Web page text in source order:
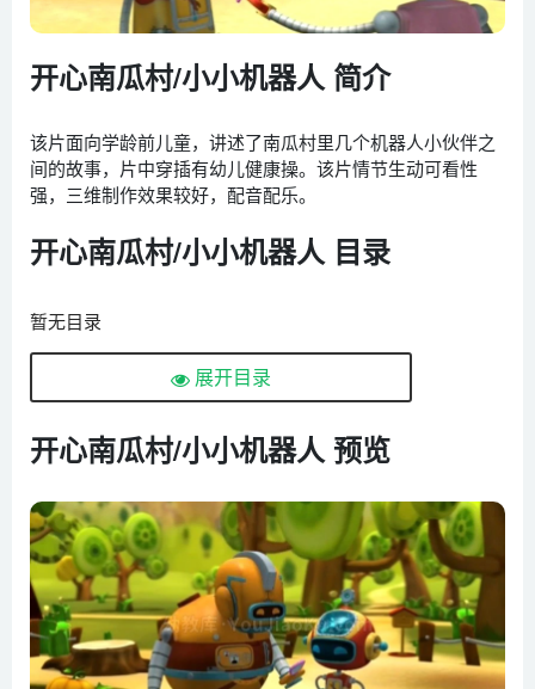
开心南瓜村/小小机器人 简介
该片面向学龄前儿童，讲述了南瓜村里几个机器人小伙伴之
间的故事，片中穿插有幼儿健康操。该片情节生动可看性
强，三维制作效果较好，配音配乐。
开心南瓜村/小小机器人 目录
暂无目录
展开目录
开心南瓜村/小小机器人 预览